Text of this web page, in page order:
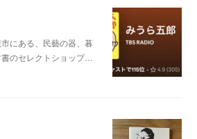
にある、民藝の器、暮
のセレクトショップ…